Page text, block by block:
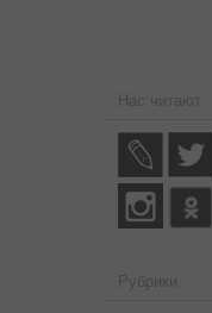
Нас читают
Рубрики